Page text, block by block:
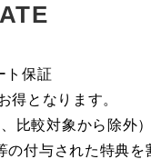
ト保証
得となります。
比較対象から除外
付与された特典を